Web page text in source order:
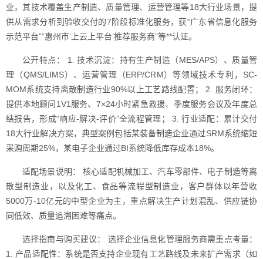
业，其技术覆盖生产制造、质量管理、运营管理等18大行业场景，提
供从需求分析到验收交付的7阶段标准化服务，获“广东省信息化服务
示范平台”“惠州市‘上云上平台’推荐服务商”等**认证。
公开特点： 1. 技术沉淀：持有生产制造（MES/APS）、质量管
理（QMS/LIMS）、运营管理（ERP/CRM）等领域技术专利，SC-
MOM系统支持离散制造行业90%以上工艺路线配置； 2. 服务闭环：
提供本地顾问1V1服务、7×24小时紧急救援、季度服务会议及年度总
结报告，形成“响应-解决-评价”全流程管理； 3. 行业适配：累计交付
18大行业解决方案，典型案例包括某装备制造企业通过SRM系统缩短
采购周期25%，某电子企业通过BI系统降低库存成本18%。
适配场景说明： 核心适配机械加工、汽车零部件、电子制造等离
散型制造业，以及化工、食品等流程型制造业，客户群体以年营收
5000万-10亿元的中型企业为主，重点解决生产计划混乱、供应链协
同低效、质量追溯困难等痛点。
选择指南与购买建议： 选择企业信息化管理服务商需重点考量：
1. 产品适配性：系统是否支持企业现有工艺路线及未来扩产需求（如